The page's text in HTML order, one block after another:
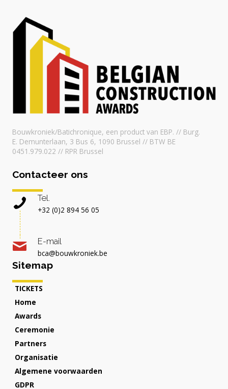
Bouwkroniek/Batichronique, een product van EBP. // Burg.
E. Demunterlaan, 3 Bus 6, 1090 Brussel // BTW BE
0451.979.022 // RPR Brussel
Contacteer ons
Tel.
+32 (0)2 894 56 05
E-mail
bca@bouwkroniek.be
Sitemap
TICKETS
Home
Awards
Ceremonie
Partners
Organisatie
Algemene voorwaarden
GDPR